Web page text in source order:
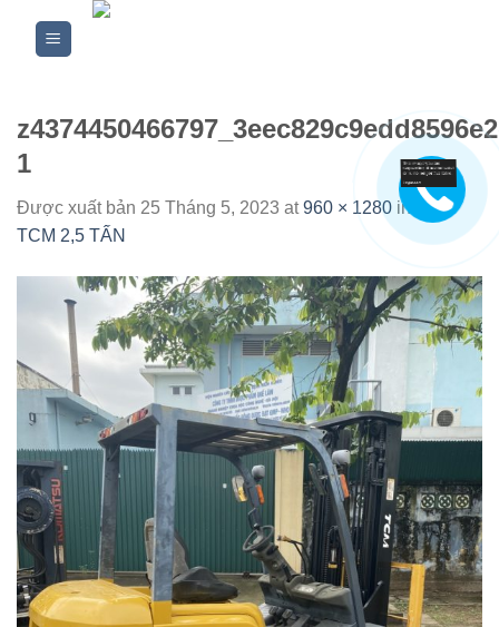
1
Được xuất bản 25 Tháng 5, 2023 at960 × 1280 in
XE
TCM 2,5 TẤN